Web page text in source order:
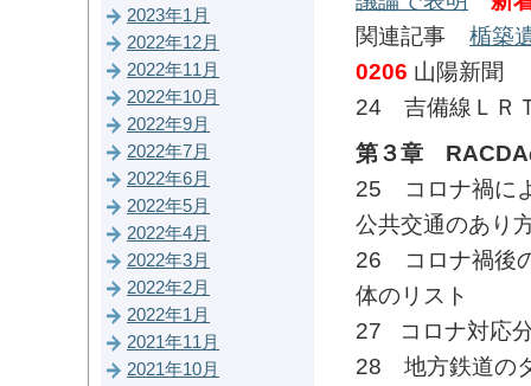
関連記事 楯築
0206 山陽新聞
24 吉備線ＬＲ
第３章 RACDA
25 コロナ禍に
公共交通のあり
26 コロナ禍後
体のリスト
27 コロナ対応
28 地方鉄道の
2023年1月
2022年12月
2022年11月
2022年10月
2022年9月
2022年7月
2022年6月
2022年5月
2022年4月
2022年3月
2022年2月
2022年1月
2021年11月
2021年10月